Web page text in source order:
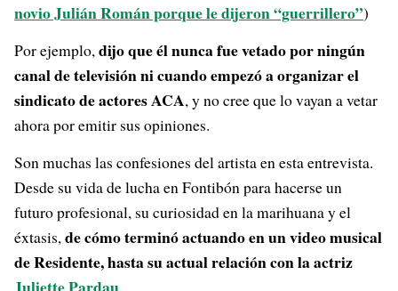
novio Julián Román porque le dijeron “guerrillero”)
Por ejemplo,dijo que él nunca fue vetado por ningún
canal de televisión ni cuando empezó a organizar el
sindicato de actores ACA, y no cree que lo vayan a vetar
ahora por emitir sus opiniones.
Son muchas las confesiones del artista en esta entrevista.
Desde su vida de lucha en Fontibón para hacerse un
futuro profesional, su curiosidad en la marihuana y el
éxtasis,de cómo terminó actuando en un video musical
de Residente, hasta su actual relación con la actriz